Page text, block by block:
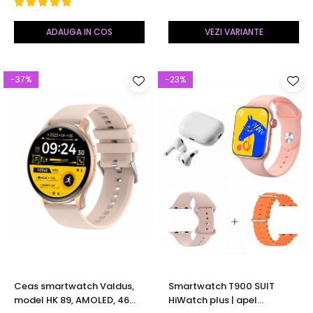
fizice, somn, ritm
ADAUGA IN COS VEZI VARIANTE
-37%
Ceas smartwatch Valdus,
model HK 89, AMOLED, 46
-23%
Smartwatch T900 SUIT
HiWatch plus | apel